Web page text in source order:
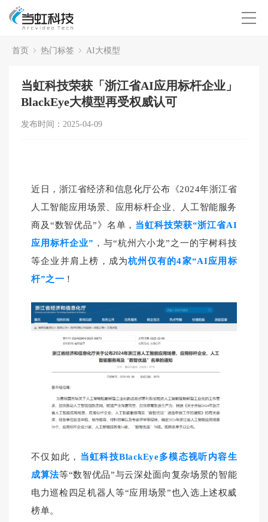
首页 热门标签 AI大模型
当虹科技荣获「浙江省AI应用标杆企业」
BlackEye大模型再受权威认可
发布时间：2025-04-09
近日，浙江省经济和信息化厅公布《2024年浙江省
人工智能应用场景、应用标杆企业、人工智能服务
商及“数智优品”》名单， 当虹科技荣获“浙江省AI
应用标杆企业” ，与“杭州六小龙”之一的宇树科技
等企业并肩上榜，成为杭州仅有的4家“AI应用标
杆”之一 ！
不仅如此， 当虹科技BlackEye多模态视听内容生
成算法等“数智优品”与云深处面向复杂场景的智能
电力巡检四足机器人等“应用场景”也入选上述权威
榜单。